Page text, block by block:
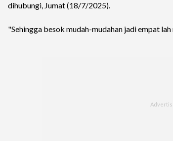
dihubungi, Jumat (18/7/2025).
"Sehingga besok mudah-mudahan jadi empat